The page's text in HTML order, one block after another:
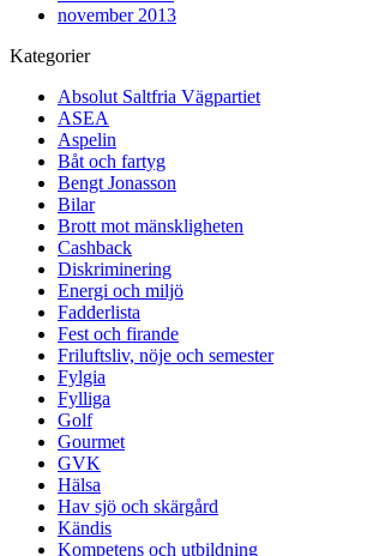
november 2013
Kategorier
Absolut Saltfria Vägpartiet
ASEA
Aspelin
Båt och fartyg
Bengt Jonasson
Bilar
Brott mot mänskligheten
Cashback
Diskriminering
Energi och miljö
Fadderlista
Fest och firande
Friluftsliv, nöje och semester
Fylgia
Fylliga
Golf
Gourmet
GVK
Hälsa
Hav sjö och skärgård
Kändis
Kompetens och utbildning